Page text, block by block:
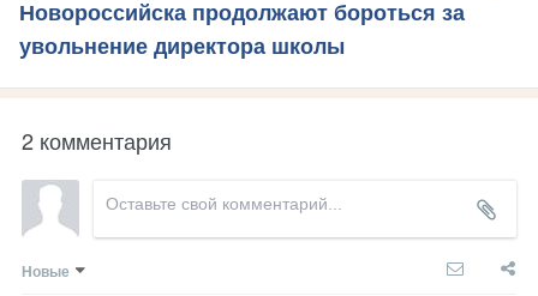
Новороссийска продолжают бороться за
увольнение директора школы
2 комментария
Новые